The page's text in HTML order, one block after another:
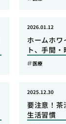
ホームホワ
ト、手間
2026.01.12
医療
要注意！茶
生活習慣
2025.12.30